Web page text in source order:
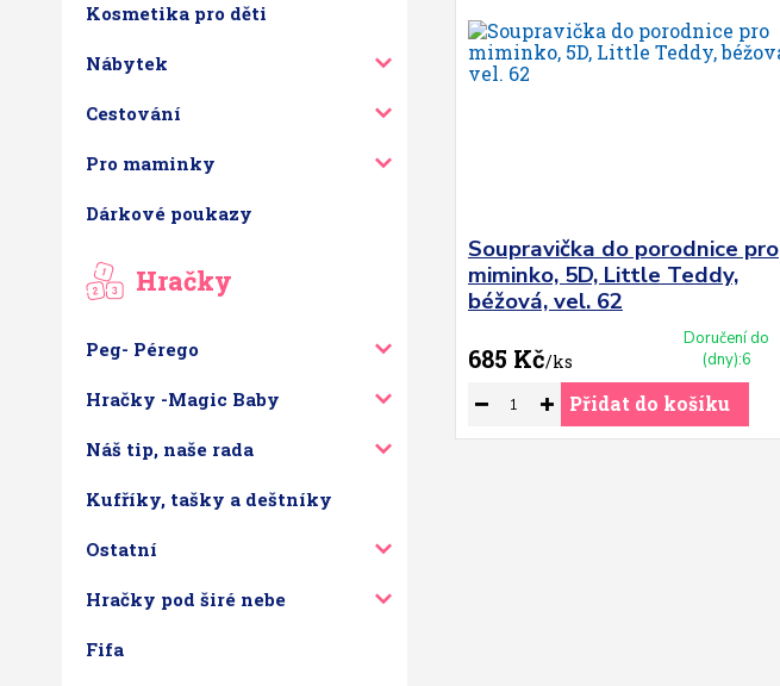
Kosmetika pro děti
Nábytek
Cestování
Pro maminky
Dárkové poukazy
Hračky
Peg- Pérego
Hračky -Magic Baby
Náš tip, naše rada
Kufříky, tašky a deštníky
Ostatní
Hračky pod širé nebe
Fifa
Soupravička do porodnice pro
miminko, 5D, Little Teddy,
béžová, vel. 62
685 Kč/ks
Doručení do
(dny):6
Přidat do košíku